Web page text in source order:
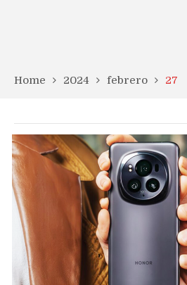
Home 2024 febrero 27